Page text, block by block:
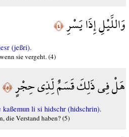
وَاللَّيْلِ إِذَا يَسْرِ﴿٤﴾
(jeßri).
sie vergeht. (4)
هَلْ فِي ذَلِكَ قَسَمٌ لِّذِي حِجْرٍ﴿٥﴾
li si hidschr (hidschrin).
die Verstand haben? (5)